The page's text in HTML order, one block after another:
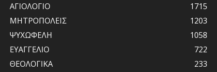
ΑΓΙΟΛΟΓΙΟ
1715
ΜΗΤΡΟΠΟΛΕΙΣ
1203
ΨΥΧΩΦΕΛΗ
1058
ΕΥΑΓΓΕΛΙΟ
722
ΘΕΟΛΟΓΙΚΑ
233